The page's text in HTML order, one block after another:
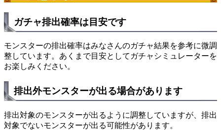
ガチャ排出確率は目安です
モンスターの排出確率はみなさんのガチャ結果を参考に微調
整しています。あくまで目安としてガチャシミュレーターを
お楽しみください。
排出外モンスターが出る場合があります
排出対象のモンスターが出るように調整していますが、排出
対象でないモンスターが出る可能性があります。